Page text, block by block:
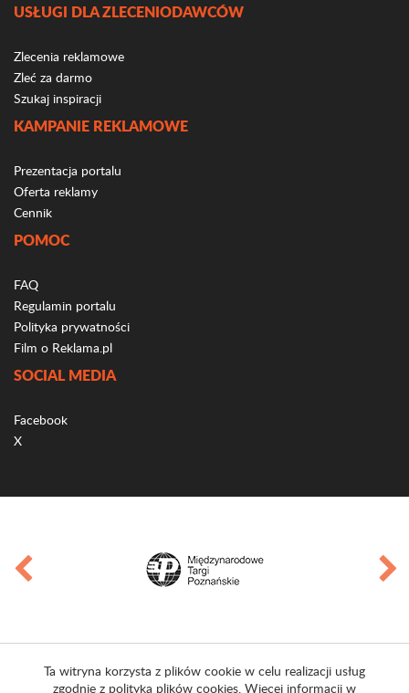
USŁUGI DLA ZLECENIODAWCÓW
Zlecenia reklamowe
Zleć za darmo
Szukaj inspiracji
KAMPANIE REKLAMOWE
Prezentacja portalu
Oferta reklamy
Cennik
POMOC
FAQ
Regulamin portalu
Polityka prywatności
Film o Reklama.pl
SOCIAL MEDIA
Facebook
X
Ta witryna korzysta z plików cookie w celu realizacji usług
zgodnie z polityką plików cookies. Więcej informacji w